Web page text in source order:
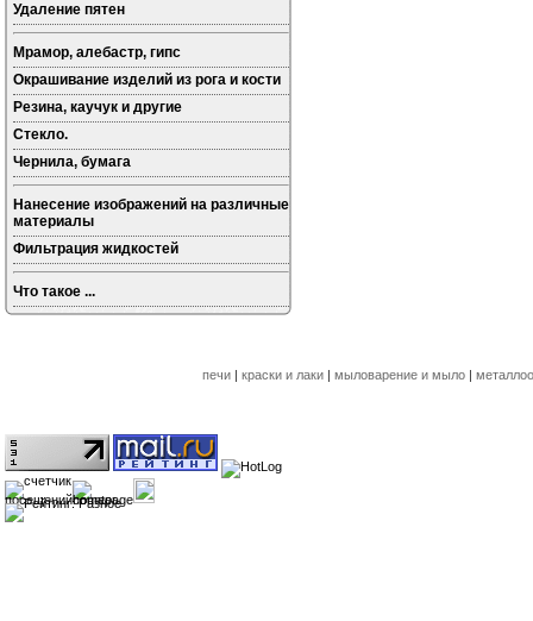
Удаление пятен
Мрамор, алебастр, гипс
Окрашивание изделий из рога и кости
Резина, каучук и другие
Стекло.
Чернила, бумага
Нанесение изображений на различные
материалы
Фильтрация жидкостей
Что такое ...
печи | краски и лаки | мыловарение и мыло |